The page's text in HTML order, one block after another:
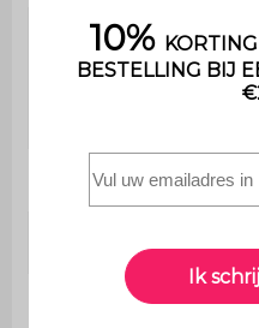
Montage
Het
Boekenkast B
B